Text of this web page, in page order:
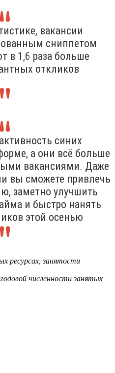
вакансии
сниппетом
в 1,6 раза больше
откликов
.
синих
а они всё больше
вакансиями. Даже
вы сможете привлечь
заметно улучшить
и быстро нанять
этой осенью
ресурсах, занятости
численности занятых